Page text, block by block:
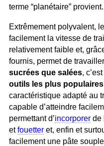
terme “planétaire” provient.
Extrêmement polyvalent, le
facilement la vitesse de
relativement faible et,
fournis, permet de
sucrées que salées,
outils les plus
caractéristique adapté au
capable d’atteindre
permettant d’incorporer de
etfouetter et, enfin et
facilement une pâte